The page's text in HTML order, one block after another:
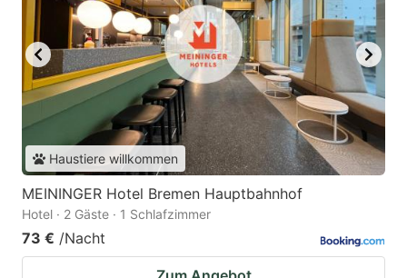
Haustiere willkommen
MEININGER Hotel Bremen Hauptbahnhof
Hotel · 2 Gäste · 1 Schlafzimmer
73 € /Nacht